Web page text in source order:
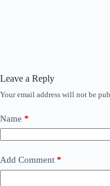
Leave a Reply
Your email address will not be
Name *
Add Comment *